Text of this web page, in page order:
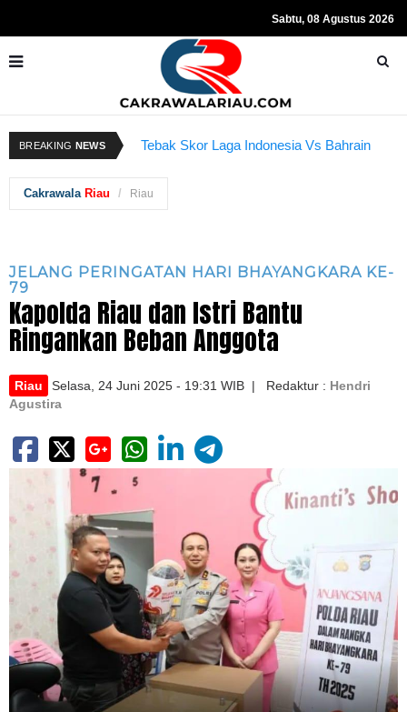
Sabtu, 08 Agustus 2026
BREAKING NEWS
Tebak Skor Laga Indonesia Vs Bahrain
Resmi Ditahan KPK, Hasto Kristiyanto
Sempat Teriakkan Kata "Merdeka"
Cakrawala Riau Riau
JELANG PERINGATAN HARI BHAYANGKARA KE-
79
Kapolda Riau dan Istri Bantu
Ringankan Beban Anggota
Riau Selasa, 24 Juni 2025 - 19:31 WIB | Redaktur : Hendri
Agustira